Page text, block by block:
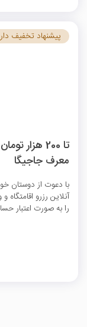
تا 200
معرف جاجیگا
با دعوت از دوستان
را به صورت اعتبار
پیشنهاد تخفیف دار